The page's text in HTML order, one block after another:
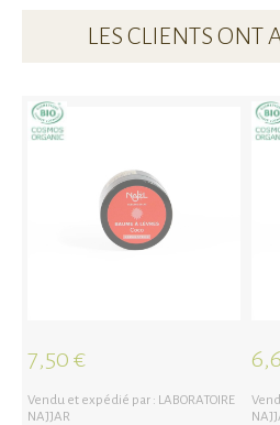
LES CLIENTS ONT
7,50 €
Vendu et expédié par : LABORATOIRE
NAJJAR